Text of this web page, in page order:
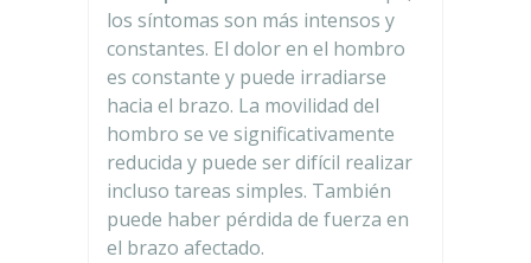
los síntomas son más intensos y
constantes. El dolor en el hombro
es constante y puede irradiarse
hacia el brazo. La movilidad del
hombro se ve significativamente
reducida y puede ser difícil realizar
incluso tareas simples. También
puede haber pérdida de fuerza en
el brazo afectado.